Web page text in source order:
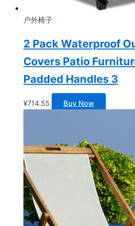
户外椅子
2 Pack Waterproof
Covers Patio
Padded Handles 3
¥714.55 Buy Now